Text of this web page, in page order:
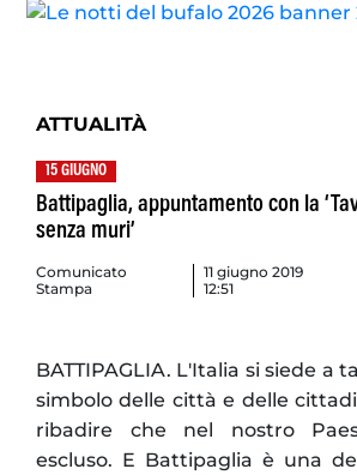
ATTUALITÀ
15 GIUGNO
Battipaglia, appuntamento con la
senza muri’
Comunicato
Stampa
11 giugno 2019
12:51
BATTIPAGLIA. L'Italia si siede a
simbolo delle città e delle
ribadire che nel nostro
escluso. E Battipaglia è una